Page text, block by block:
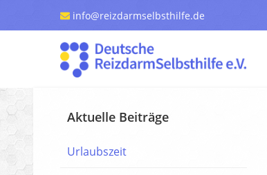
info@reizdarmselbsthilfe.de
Aktuelle Beiträge
Urlaubszeit